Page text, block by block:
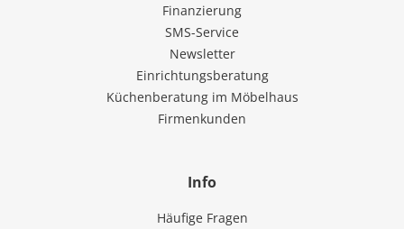
Finanzierung
SMS-Service
Newsletter
Einrichtungsberatung
Küchenberatung im Möbelhaus
Firmenkunden
Info
Häufige Fragen